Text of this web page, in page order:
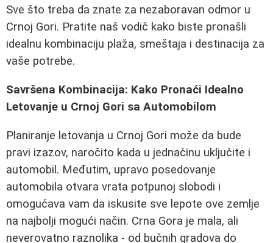
Sve što treba da znate za nezaboravan odmor u
Crnoj Gori. Pratite naš vodič kako biste pronašli
idealnu kombinaciju plaža, smeštaja i destinacija za
vaše potrebe.
Savršena Kombinacija: Kako Pronaći Idealno
Letovanje u Crnoj Gori sa Automobilom
Planiranje letovanja u Crnoj Gori može da bude
pravi izazov, naročito kada u jednačinu uključite i
automobil. Međutim, upravo posedovanje
automobila otvara vrata potpunoj slobodi i
omogućava vam da iskusite sve lepote ove zemlje
na najbolji mogući način. Crna Gora je mala, ali
neverovatno raznolika - od bučnih gradova do